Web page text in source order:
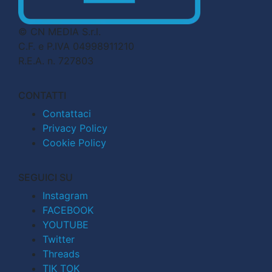
© CN MEDIA S.r.l.
C.F. e P.IVA 04998911210
R.E.A. n. 727803
CONTATTI
Contattaci
Privacy Policy
Cookie Policy
SEGUICI SU
Instagram
FACEBOOK
YOUTUBE
Twitter
Threads
TIK TOK